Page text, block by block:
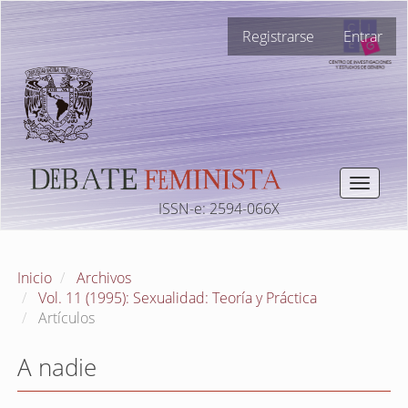
Navegación
principal
Contenido
principal
Barra
lateral
Registrarse Entrar
Toggle
ISSN-e: 2594-066X
Inicio
Archivos
Vol. 11 (1995): Sexualidad: Teoría y Práctica
Artículos
A nadie